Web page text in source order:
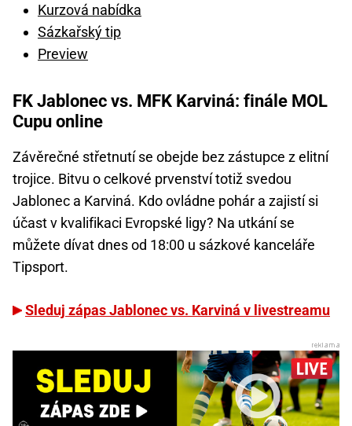
Kurzová nabídka
Sázkařský tip
Preview
FK Jablonec vs. MFK Karviná: finále MOL
Cupu online
Závěrečné střetnutí se obejde bez zástupce z elitní
trojice. Bitvu o celkové prvenství totiž svedou
Jablonec a Karviná. Kdo ovládne pohár a zajistí si
účast v kvalifikaci Evropské ligy? Na utkání se
můžete dívat dnes od 18:00 u sázkové kanceláře
Tipsport.
Sleduj zápas Jablonec vs. Karviná v livestreamu